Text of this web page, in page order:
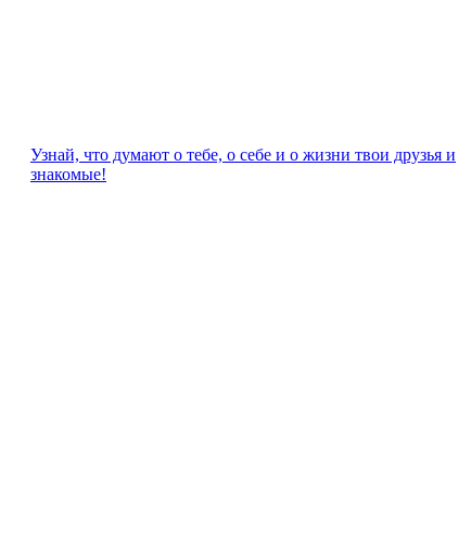
Узнай, что думают о тебе, о себе и о жизни твои друзья и
знакомые!